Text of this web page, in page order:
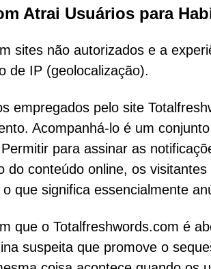
Atrai Usuários para
sites não autorizados e a
de IP (geolocalização).
empregados pelo site
Acompanhá-lo é um
para assinar as
do conteúdo online, os
que significa essencialmente
que o Totalfreshwords.com é
suspeita que promove o